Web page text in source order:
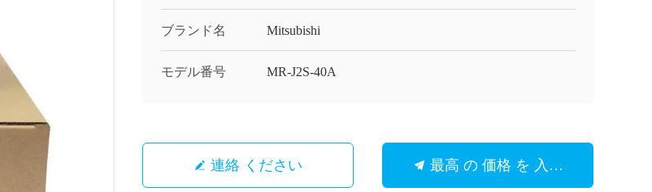
ブランド名 Mitsubishi
モデル番号 MR-J2S-40A
連絡 ください 最高 の 価格 を 入手 する